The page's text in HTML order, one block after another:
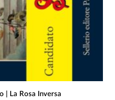
| La Rosa Inversa